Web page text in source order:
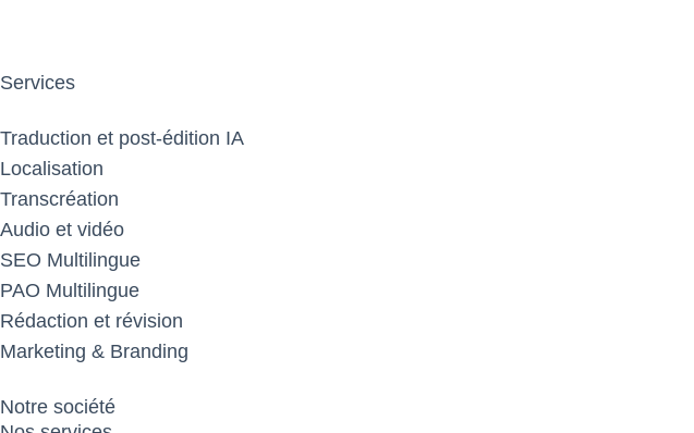
Services
Traduction et post-édition IA
Localisation
Transcréation
Audio et vidéo
SEO Multilingue
PAO Multilingue
Rédaction et révision
Marketing & Branding
Notre société